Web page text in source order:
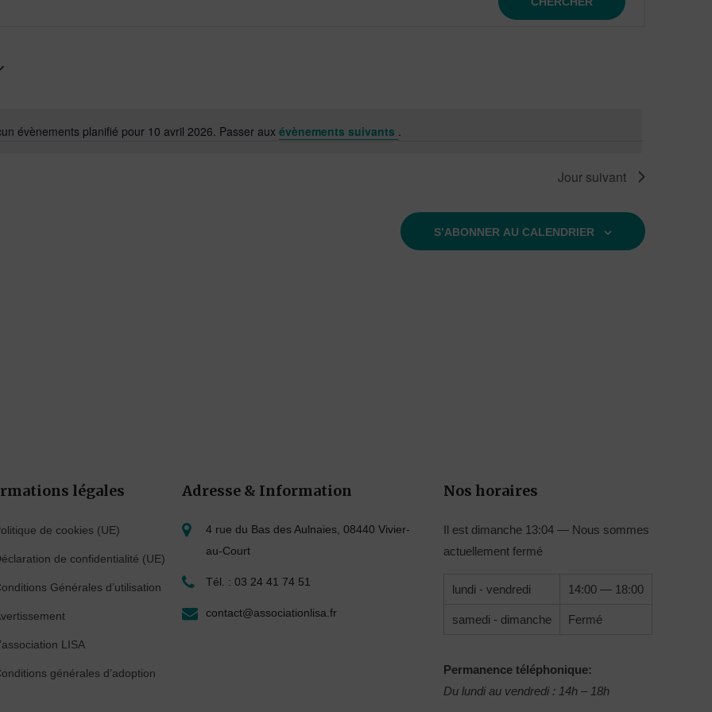
Notice
évènements planifié pour 10 avril 2026. Passer aux évènements suivants .
Jour suivant
S’ABONNER AU CALENDRIER
légales
de cookies (UE)
de confidentialité (UE)
Générales d’utilisation
LISA
générales d’adoption
Adresse & Information
4 rue du Bas des Aulnaies, 08440 Vivier-
au-Court
Tél. : 03 24 41 74 51
contact@associationlisa.fr
Nos horaires
Il estdimanche13:04— Nous sommes
actuellement fermé
lundi - vendredi 14:00 — 18:00
samedi - dimanche Fermé
Permanence téléphonique:
Du lundi au vendredi : 14h – 18h